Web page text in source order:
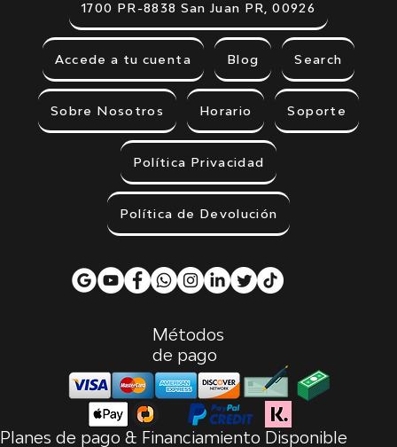
Métodos
de pago
Planes de pago & Financiamiento Disponible
1700 PR-8838 San Juan PR, 00926
Accede a tu cuenta Blog Search
Sobre Nosotros Horario Soporte
Política Privacidad
Política de Devolución